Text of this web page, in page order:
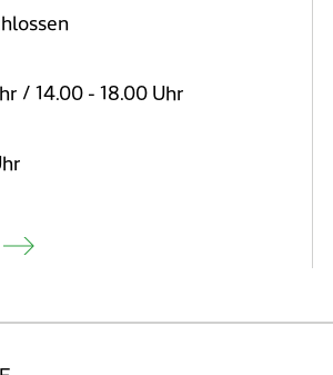
/ 14.00 - 18.00 Uhr